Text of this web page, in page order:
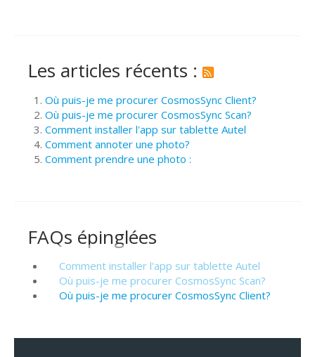
Les articles récents :
Où puis-je me procurer CosmosSync Client?
Où puis-je me procurer CosmosSync Scan?
Comment installer l'app sur tablette Autel
Comment annoter une photo?
Comment prendre une photo :
FAQs épinglées
Comment installer l'app sur tablette Autel
Où puis-je me procurer CosmosSync Scan?
Où puis-je me procurer CosmosSync Client?